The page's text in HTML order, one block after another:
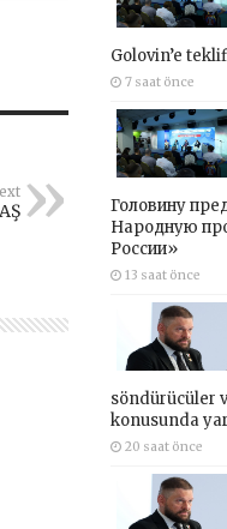
Golovin’e
7 saat önce
Головину
Народную
России»
13 saat önce
söndürücüler
konusunda
20 saat önce